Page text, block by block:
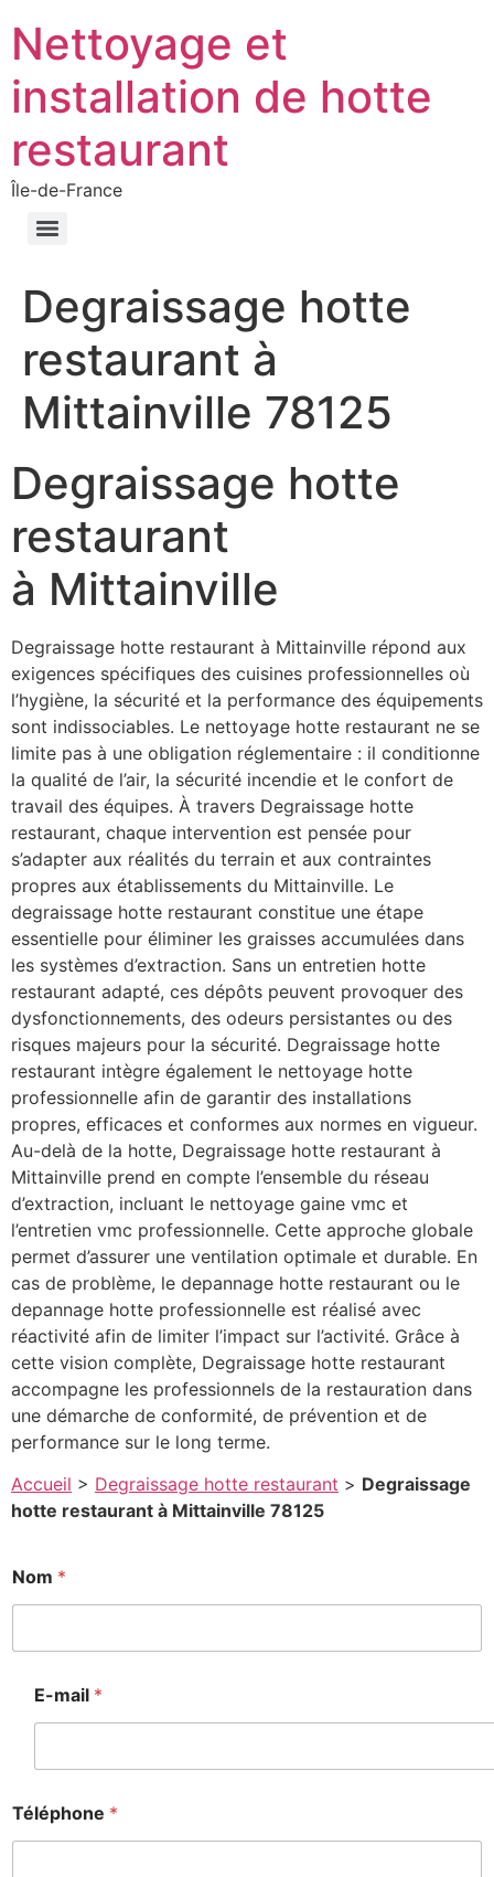
Nettoyage et
installation de hotte
restaurant
Île-de-France
Degraissage hotte
restaurant à
Mittainville 78125
Degraissage hotte
restaurant
à Mittainville
Degraissage hotte restaurant à Mittainville répond aux
exigences spécifiques des cuisines professionnelles où
l’hygiène, la sécurité et la performance des équipements
sont indissociables. Le nettoyage hotte restaurant ne se
limite pas à une obligation réglementaire : il conditionne
la qualité de l’air, la sécurité incendie et le confort de
travail des équipes. À travers Degraissage hotte
restaurant, chaque intervention est pensée pour
s’adapter aux réalités du terrain et aux contraintes
propres aux établissements du Mittainville. Le
degraissage hotte restaurant constitue une étape
essentielle pour éliminer les graisses accumulées dans
les systèmes d’extraction. Sans un entretien hotte
restaurant adapté, ces dépôts peuvent provoquer des
dysfonctionnements, des odeurs persistantes ou des
risques majeurs pour la sécurité. Degraissage hotte
restaurant intègre également le nettoyage hotte
professionnelle afin de garantir des installations
propres, efficaces et conformes aux normes en vigueur.
Au-delà de la hotte, Degraissage hotte restaurant à
Mittainville prend en compte l’ensemble du réseau
d’extraction, incluant le nettoyage gaine vmc et
l’entretien vmc professionnelle. Cette approche globale
permet d’assurer une ventilation optimale et durable. En
cas de problème, le depannage hotte restaurant ou le
depannage hotte professionnelle est réalisé avec
réactivité afin de limiter l’impact sur l’activité. Grâce à
cette vision complète, Degraissage hotte restaurant
accompagne les professionnels de la restauration dans
une démarche de conformité, de prévention et de
performance sur le long terme.
Accueil > Degraissage hotte restaurant > Degraissage
hotte restaurant à Mittainville 78125
Nom *
E-mail *
Téléphone *